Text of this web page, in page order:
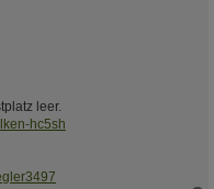
leer.
hc5sh